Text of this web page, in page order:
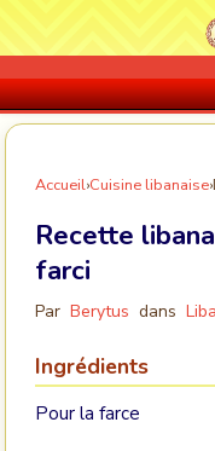
Accueil›Cuisine libanaise›
Recette
farci
Par Berytus dans
Ingrédients
Pour la farce